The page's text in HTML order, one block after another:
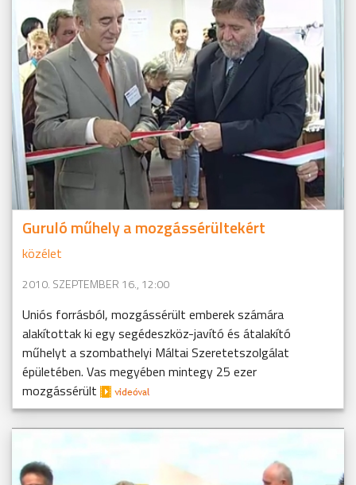
Guruló műhely a mozgássérültekért
közélet
2010. SZEPTEMBER 16., 12:00
Uniós forrásból, mozgássérült emberek számára
alakítottak ki egy segédeszköz-javító és átalakító
műhelyt a szombathelyi Máltai Szeretetszolgálat
épületében. Vas megyében mintegy 25 ezer
mozgássérült